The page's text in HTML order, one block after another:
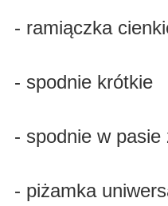
- ramiączka
- spodnie krótkie
- spodnie w pasie
- piżamka